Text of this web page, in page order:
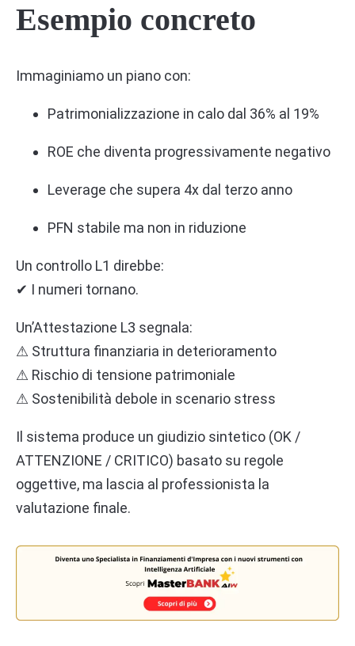
Esempio concreto
Immaginiamo un piano con:
Patrimonializzazione in calo dal 36% al 19%
ROE che diventa progressivamente negativo
Leverage che supera 4x dal terzo anno
PFN stabile ma non in riduzione
Un controllo L1 direbbe:
✔ I numeri tornano.
Un’Attestazione L3 segnala:
⚠ Struttura finanziaria in deterioramento
⚠ Rischio di tensione patrimoniale
⚠ Sostenibilità debole in scenario stress
Il sistema produce un giudizio sintetico (OK /
ATTENZIONE / CRITICO) basato su regole
oggettive, ma lascia al professionista la
valutazione finale.